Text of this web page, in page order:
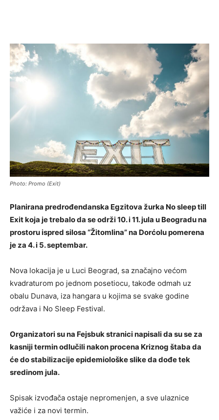
Photo: Promo (Exit)
Planirana predrođendanska Egzitova žurka No sleep till
Exit koja je trebalo da se održi 10. i 11. jula u Beogradu na
prostoru ispred silosa “Žitomlina” na Dorćolu pomerena
je za 4. i 5. septembar.
Nova lokacija je u Luci Beograd, sa značajno većom
kvadraturom po jednom posetiocu, takođe odmah uz
obalu Dunava, iza hangara u kojima se svake godine
održava i No Sleep Festival.
Organizatori su na Fejsbuk stranici napisali da su se za
kasniji termin odlučili nakon procena Kriznog štaba da
će do stabilizacije epidemiološke slike da dođe tek
sredinom jula.
Spisak izvođača ostaje nepromenjen, a sve ulaznice
važiće i za novi termin.